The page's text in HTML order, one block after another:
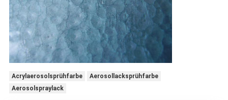
Acrylaerosolsprühfarbe
Aerosollacksprühfarbe
Aerosolspraylack